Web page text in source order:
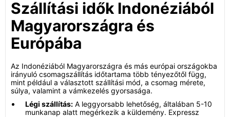
Szállítási idők Indonéziából
Magyarországra és
Európába
Az Indonéziából Magyarországra és más európai országokba
irányuló csomagszállítás időtartama több tényezőtől függ,
mint például a választott szállítási mód, a csomag mérete,
súlya, valamint a vámkezelés gyorsasága.
Légi szállítás: A leggyorsabb lehetőség, általában 5-10
munkanap alatt megérkezik a küldemény. Expressz